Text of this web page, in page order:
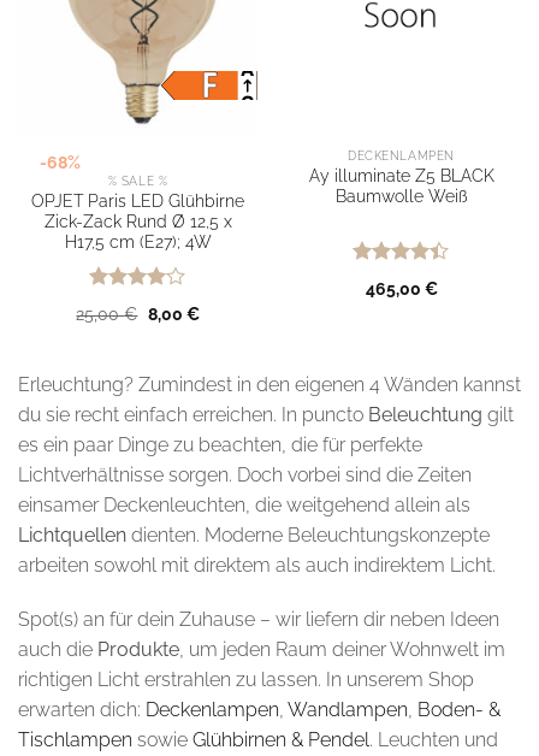
-68%
% SALE %
OPJET Paris LED Glühbirne
Zick-Zack Rund Ø 12,5 x
H17,5 cm (E27); 4W
Bewertet
mit 4
25,00€ Ursprünglicher
Preis
8,00 €Aktueller
DECKENLAMPEN
Ay illuminate Z5 BLACK
Baumwolle Weiß
Bewertet
mit4.4
465,00 €
Erleuchtung? Zumindest in den eigenen 4 Wänden kannst
du sie recht einfach erreichen. In puncto Beleuchtung gilt
es ein paar Dinge zu beachten, die für perfekte
Lichtverhältnisse sorgen. Doch vorbei sind die Zeiten
einsamer Deckenleuchten, die weitgehend allein als
Lichtquellen dienten. Moderne Beleuchtungskonzepte
arbeiten sowohl mit direktem als auch indirektem Licht.
Spot(s) an für dein Zuhause – wir liefern dir neben Ideen
auch die Produkte, um jeden Raum deiner Wohnwelt im
richtigen Licht erstrahlen zu lassen. In unserem Shop
erwarten dich: Deckenlampen, Wandlampen, Boden- &
Tischlampen sowie Glühbirnen & Pendel. Leuchten und